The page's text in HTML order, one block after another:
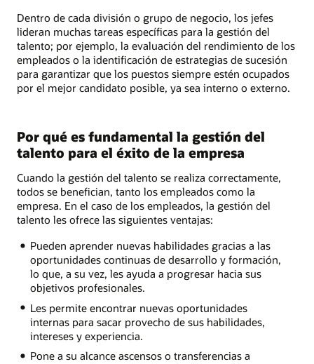
Dentro de cada división o grupo de negocio, los jefes
lideran muchas tareas específicas para la gestión del
talento; por ejemplo, la evaluación del rendimiento de los
empleados o la identificación de estrategias de sucesión
para garantizar que los puestos siempre estén ocupados
por el mejor candidato posible, ya sea interno o externo.
Por qué es fundamental la gestión del
talento para el éxito de la empresa
Cuando la gestión del talento se realiza correctamente,
todos se benefician, tanto los empleados como la
empresa. En el caso de los empleados, la gestión del
talento les ofrece las siguientes ventajas:
Pueden aprender nuevas habilidades gracias a las
oportunidades continuas de desarrollo y formación,
lo que, a su vez, les ayuda a progresar hacia sus
objetivos profesionales.
Les permite encontrar nuevas oportunidades
internas para sacar provecho de sus habilidades,
intereses y experiencia.
Pone a su alcance ascensos o transferencias a